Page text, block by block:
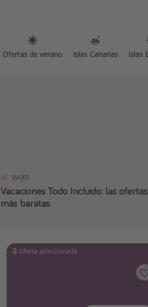
Ofertas de verano Islas Canarias Islas
VIAJES
Vacaciones Todo Incluido: las ofertas
más baratas
Oferta seleccionada